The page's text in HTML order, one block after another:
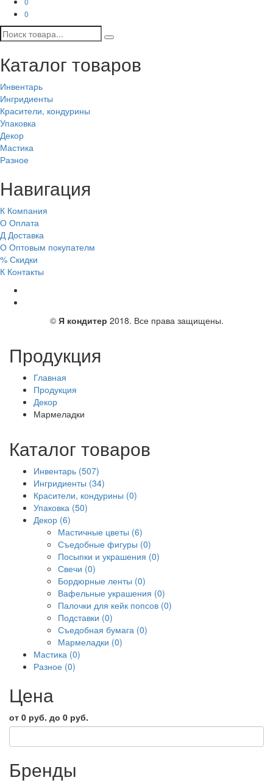
0
Каталог товаров
Инвентарь
Ингридиенты
Красители, кондурины
Упаковка
Декор
Мастика
Разное
Навигация
К Компания
О Оплата
Д Доставка
О Оптовым покупателм
% Скидки
К Контакты
© Я кондитер 2018. Все права защищены.
Продукция
Главная
Продукция
Декор
Мармеладки
Каталог товаров
Инвентарь (507)
Ингридиенты (34)
Красители, кондурины (0)
Упаковка (50)
Декор (6)
Мастичные цветы (6)
Съедобные фигуры (0)
Посыпки и украшения (0)
Свечи (0)
Бордюрные ленты (0)
Вафельные украшения (0)
Палочки для кейк попсов (0)
Подставки (0)
Съедобная бумага (0)
Мармеладки (0)
Мастика (0)
Разное (0)
Цена
от 0 руб. до 0 руб.
Бренды